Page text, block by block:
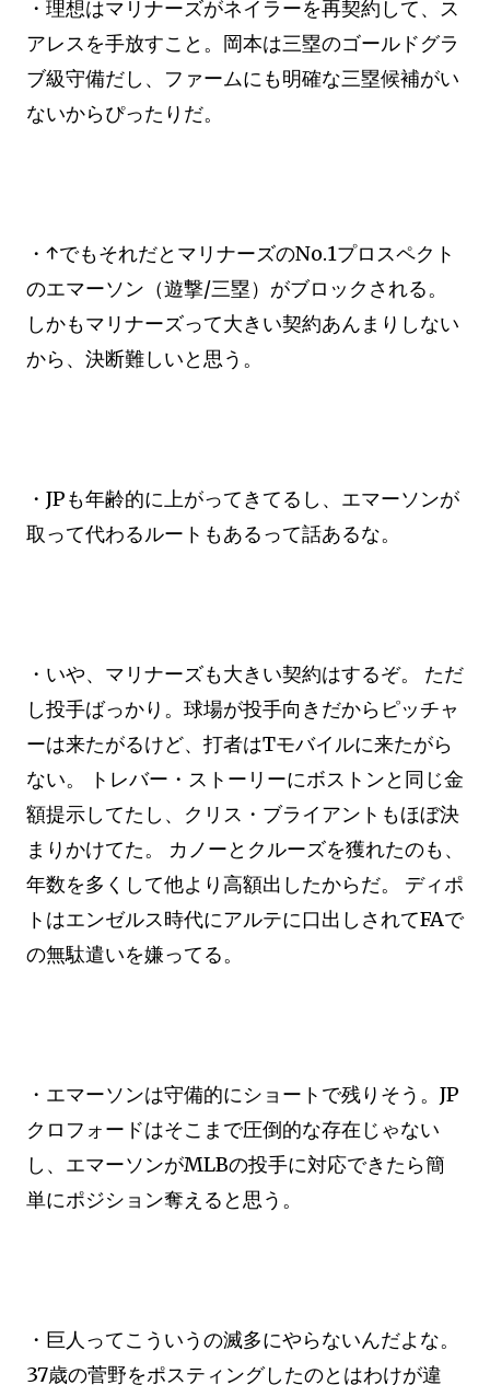
・理想はマリナーズがネイラーを再契約して、ス
アレスを手放すこと。岡本は三塁のゴールドグラ
ブ級守備だし、ファームにも明確な三塁候補がい
ないからぴったりだ。
・↑でもそれだとマリナーズのNo.1プロスペクト
のエマーソン（遊撃/三塁）がブロックされる。
しかもマリナーズって大きい契約あんまりしない
から、決断難しいと思う。
・JPも年齢的に上がってきてるし、エマーソンが
取って代わるルートもあるって話あるな。
・いや、マリナーズも大きい契約はするぞ。 ただ
し投手ばっかり。球場が投手向きだからピッチャ
ーは来たがるけど、打者はTモバイルに来たがら
ない。 トレバー・ストーリーにボストンと同じ金
額提示してたし、クリス・ブライアントもほぼ決
まりかけてた。 カノーとクルーズを獲れたのも、
年数を多くして他より高額出したからだ。 ディポ
トはエンゼルス時代にアルテに口出しされてFAで
の無駄遣いを嫌ってる。
・エマーソンは守備的にショートで残りそう。JP
クロフォードはそこまで圧倒的な存在じゃない
し、エマーソンがMLBの投手に対応できたら簡
単にポジション奪えると思う。
・巨人ってこういうの滅多にやらないんだよな。
37歳の菅野をポスティングしたのとはわけが違